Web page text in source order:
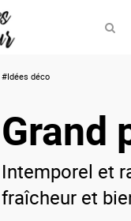
#Idées déco
Grand
Intemporel et
fraîcheur et